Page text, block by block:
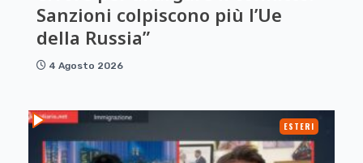
Sanzioni colpiscono più l’Ue
della Russia”
4 Agosto 2026
ESTERI